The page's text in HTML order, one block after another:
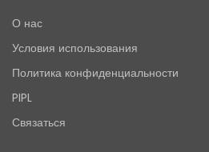
О нас
Условия использования
Политика конфиденциальности
PIPL
Связаться